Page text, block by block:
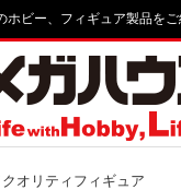
ホビー、フィギュア製品を
オリティフィギュア